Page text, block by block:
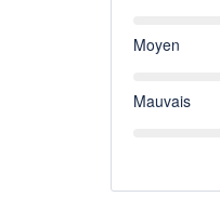
Moyen
Mauvais